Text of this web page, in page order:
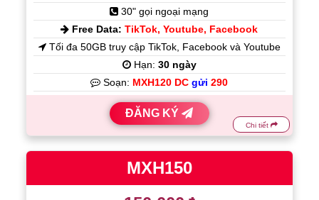
30" gọi ngoại mạng
Free Data: TikTok, Youtube, Facebook
Tối đa 50GB truy cập TikTok, Facebook và Youtube
Hạn: 30 ngày
Soạn: MXH120 DCgửi 290
ĐĂNG KÝ
Chi tiết
MXH150